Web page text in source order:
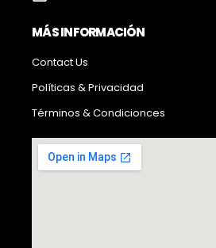
MÁS INFORMACIÓN
Contact Us
Políticas & Privacidad
Términos & Condicionces